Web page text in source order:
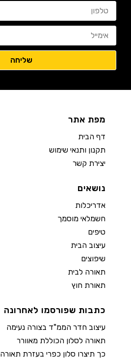
מפת אתר
דף הבית
תקנון ותנאי שימוש
יצירת קשר
נושאים
אדריכלות
חשמלאי מוסמך
טיפים
עיצוב הבית
שיפוצים
תאורה לבית
תאורת חוץ
כתבות שפורסמו לאחרונה
עיצוב חדר הממ"ד בצורה נעימה
תאורה לסלון הכוללת מאוורר
כך תיצרו סלון כפרי בעזרת תאורה